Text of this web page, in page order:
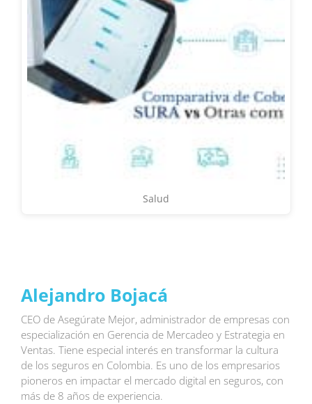
Salud
Alejandro Bojacá
CEO de Asegúrate Mejor, administrador de empresas con
especialización en Gerencia de Mercadeo y Estrategia en
Ventas. Tiene especial interés en transformar la cultura
de los seguros en Colombia. Es uno de los empresarios
pioneros en impactar el mercado digital en seguros, con
más de 8 años de experiencia.